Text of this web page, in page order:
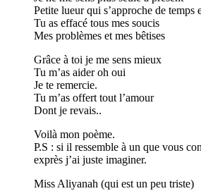
Petite lueur qui s’approche de temps
Tu as effacé tous mes soucis
Mes problèmes et mes bêtises
Grâce à toi je me sens mieux
Tu m’as aider oh oui
Je te remercie.
Tu m’as offert tout l’amour
Dont je revais..
Voilà mon poème.
P.S : si il ressemble à un que vous
exprès j’ai juste imaginer.
Miss Aliyanah (qui est un peu triste)